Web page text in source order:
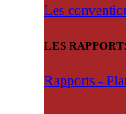
Les
LES
Rapports -